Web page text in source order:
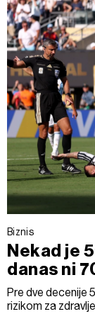
Biznis
Nekad je
danas ni
Pre dve decenije
rizikom za